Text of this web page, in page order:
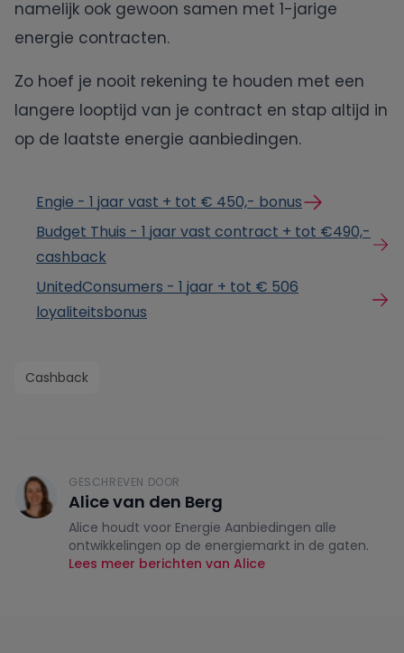
namelijk ook gewoon samen met 1-jarige
energie contracten.
Zo hoef je nooit rekening te houden met een
langere looptijd van je contract en stap altijd in
op de laatste energie aanbiedingen.
Engie - 1 jaar vast + tot € 450,- bonus
Budget Thuis - 1 jaar vast contract + tot €490,-
cashback
UnitedConsumers - 1 jaar + tot € 506
loyaliteitsbonus
Cashback
GESCHREVEN DOOR
Alice van den Berg
Alice houdt voor Energie Aanbiedingen alle
ontwikkelingen op de energiemarkt in de gaten.
Lees meer berichten van Alice